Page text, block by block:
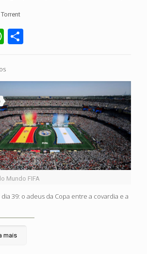
WhatsApp
Share
Mundo FIFA
39: o adeus da Copa entre a covardia e a
mais